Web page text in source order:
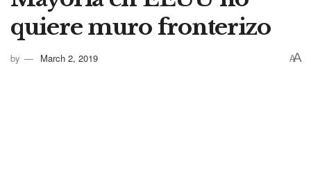
quiere muro fronterizo
by March 2, 2019 AA